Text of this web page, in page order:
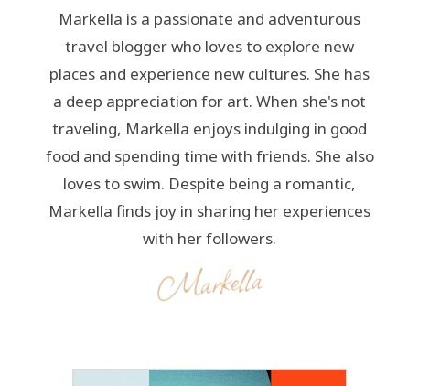
Markella is a passionate and adventurous
travel blogger who loves to explore new
places and experience new cultures. She has
a deep appreciation for art. When she's not
traveling, Markella enjoys indulging in good
food and spending time with friends. She also
loves to swim. Despite being a romantic,
Markella finds joy in sharing her experiences
with her followers.